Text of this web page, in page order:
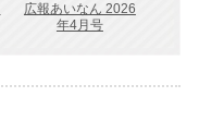
広報あいなん 2026
年4月号